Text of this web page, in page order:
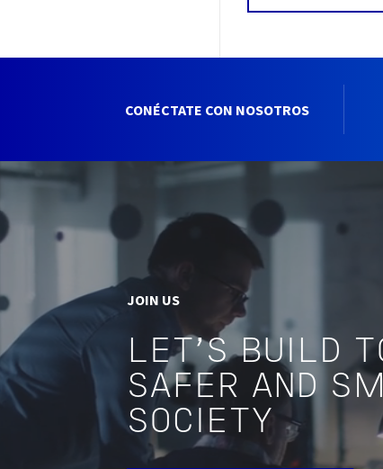
CONÉCTATE CON NOSOTROS
JOIN US
LET'S BUILD
SAFER AND
SOCIETY